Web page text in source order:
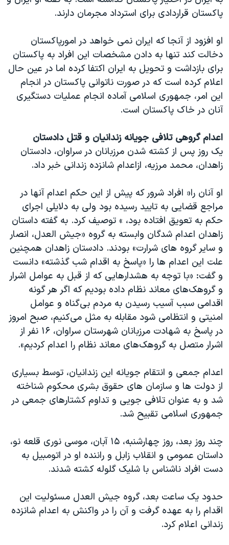
پاکستان قراردادی برای استرداد مجرمان دارند.
او افزود از آنجا که ایران نمی خواهد در امورپاکستان
دخالت کند تنها به دادن مشخصات این افراد به پاکستان
برای بازداشت و تحویل به ایران اکتفا کرده اما در عین حال
اعلام کرده است که در صورت ناتوانی پاکستان در انجام
این امر، جمهوری اسلامی آماده انجام عملیات دستگیری
آنان در خاک پاکستان است.
اعدام گروهی تلافی جویانه زندانیان و قتل دادستان
یک روز پس از کشته شدن مرزبانان در سراوان، دادستان
زاهدان، محمد مرزیه، ازاعدام شانزده زندانی خبر داد.
او آنان را« افراد شرور که پیش از این حکم اعدام آنها در
مراجع قضایی به تایید رسیده بود ولی به دلایلی اجرای
حکم به تعویق افتاده بود، » توصیف کرد. به گفته داستان
زاهدان اعدام شدگان وابسته به گروه «جیش العدل، انصار
و سایر گروه های شرارت» بودند. دادستان زاهدان همچنین
علت این اعدام ها را «پاسخ به اقدام شب گذشته» دانست
و گفت: «با توجه به هشدارهایی که از قبل به عوامل اشرار
و گروهک‌های معاند نظام داده بودیم که اگر هر گونه
اقدامی سبب آسیب رسیدن به مردم بی‌گناه و عوامل
امنیتی و انتظامی شود مقابله به مثل می‌کنیم، صبح امروز
در پاسخ به شهادت مرزبانان شهرستان سراوان، ۱۶ نفر از
اشرار متصل به گروهک‌های معاند نظام را اعدام کردیم».
اعدام جمعی و انتقام جویانه این زندانیان، توسط بسیاری
از دولت ها و سازمان های حقوق بشری محکوم شناخته
شد و به عنوان تلافی جویی و تداوم کشتارهای جمعی در
جمهوری اسلامی تقبیح شد.
چند روز بعد، روز چهارشنبه، ۱۵ آبان، موسی نوری قلعه نو،
داستان عمومی و انقلاب زابل و راننده او در اتومبیل به
دست افراد ناشناس با شلیک گلوله کشته شدند.
حدود یک ساعت بعد، گروه جیش العدل مسئولیت این
اقدام را به عهده گرفت و آن را در واکنش به اعدام شانزده
زندانی اعلام کرد.